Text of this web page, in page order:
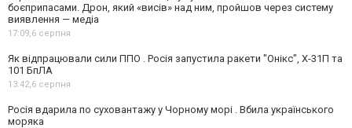
боєприпасами. Дрон, який «висів» над ним, пройшов через систему
виявлення — медіа
17:09,6 серпня
Як відпрацювали сили ППО . Росія запустила ракети "Онікс", Х-31П та
101 БпЛА
13:42,6 серпня
Росія вдарила по суховантажу у Чорному морі . Вбила українського
моряка